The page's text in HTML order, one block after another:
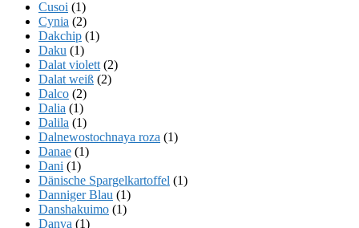
Cusoi (1)
Cynia (2)
Dakchip (1)
Daku (1)
Dalat violett (2)
Dalat weiß (2)
Dalco (2)
Dalia (1)
Dalila (1)
Dalnewostochnaya roza (1)
Danae (1)
Dani (1)
Dänische Spargelkartoffel (1)
Danniger Blau (1)
Danshakuimo (1)
Danva (1)